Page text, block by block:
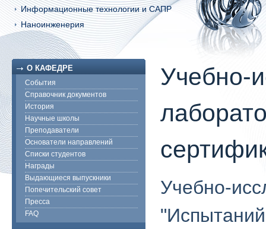
Информационные технологии и САПР
Наноинженерия
О КАФЕДРЕ
События
Справочник документов
История
Научные школы
Преподаватели
Основатели направлений
Списки студентов
Награды
Выдающиеся выпускники
Попечительский совет
Пресса
FAQ
Учебно-
Учебно-